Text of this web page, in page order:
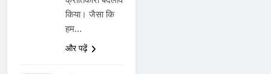
किया। जैसा कि
हम…
और पढ़ें